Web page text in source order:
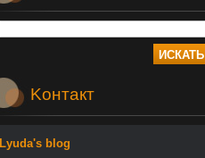
Koнтакт
Lyuda's blog